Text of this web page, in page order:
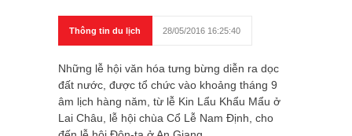
Thông tin du lịch 28/05/2016 16:25:40
Những lễ hội văn hóa tưng bừng diễn ra dọc
đất nước, được tổ chức vào khoảng tháng 9
âm lịch hàng năm, từ lễ Kin Lẩu Khẩu Mẩu ở
Lai Châu, lễ hội chùa Cổ Lễ Nam Định, cho